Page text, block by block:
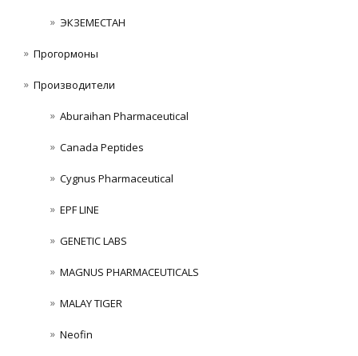
ЭКЗЕМЕСТАН
Прогормоны
Производители
Aburaihan Pharmaceutical
Canada Peptides
Cygnus Pharmaceutical
EPF LINE
GENETIC LABS
MAGNUS PHARMACEUTICALS
MALAY TIGER
Neofin